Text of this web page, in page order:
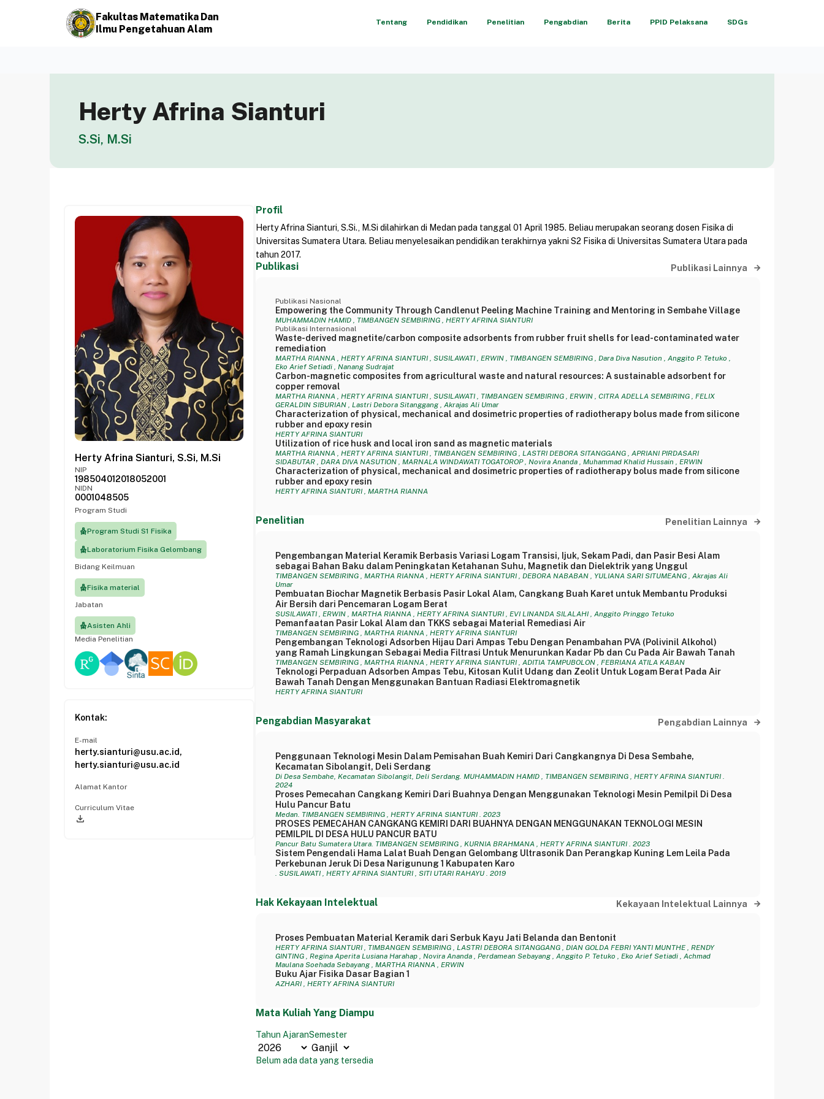
Fakultas Matematika Dan
Ilmu Pengetahuan Alam
Tentang Pendidikan Penelitian Pengabdian Berita PPID Pelaksana SDGs
Herty Afrina Sianturi
S.Si, M.Si
Herty Afrina Sianturi, S.Si, M.Si
NIP
198504012018052001
NIDN
0001048505
Program Studi
Program Studi S1 Fisika
Laboratorium Fisika Gelombang
Bidang Keilmuan
Fisika material
Jabatan
Asisten Ahli
Media Penelitian
Kontak:
E-mail
herty.sianturi@usu.ac.id,
herty.sianturi@usu.ac.id
Alamat Kantor
Curriculum Vitae
file_download
Profil
Herty Afrina Sianturi, S.Si., M.Si dilahirkan di Medan pada tanggal 01 April 1985. Beliau merupakan seorang dosen Fisika di
Universitas Sumatera Utara. Beliau menyelesaikan pendidikan terakhirnya yakni S2 Fisika di Universitas Sumatera Utara pada
tahun 2017.
Publikasi Publikasi Lainnya
Publikasi Nasional
Empowering the Community Through Candlenut Peeling Machine Training and Mentoring in Sembahe Village
MUHAMMADIN HAMID , TIMBANGEN SEMBIRING , HERTY AFRINA SIANTURI
Publikasi Internasional
Waste-derived magnetite/carbon composite adsorbents from rubber fruit shells for lead-contaminated water
remediation
MARTHA RIANNA , HERTY AFRINA SIANTURI , SUSILAWATI , ERWIN , TIMBANGEN SEMBIRING , Dara Diva Nasution , Anggito P. Tetuko ,
Eko Arief Setiadi , Nanang Sudrajat
Carbon-magnetic composites from agricultural waste and natural resources: A sustainable adsorbent for
copper removal
MARTHA RIANNA , HERTY AFRINA SIANTURI , SUSILAWATI , TIMBANGEN SEMBIRING , ERWIN , CITRA ADELLA SEMBIRING , FELIX
GERALDIN SIBURIAN , Lastri Debora Sitanggang , Akrajas Ali Umar
Characterization of physical, mechanical and dosimetric properties of radiotherapy bolus made from silicone
rubber and epoxy resin
HERTY AFRINA SIANTURI
Utilization of rice husk and local iron sand as magnetic materials
MARTHA RIANNA , HERTY AFRINA SIANTURI , TIMBANGEN SEMBIRING , LASTRI DEBORA SITANGGANG , APRIANI PIRDASARI
SIDABUTAR , DARA DIVA NASUTION , MARNALA WINDAWATI TOGATOROP , Novira Ananda , Muhammad Khalid Hussain , ERWIN
Characterization of physical, mechanical and dosimetric properties of radiotherapy bolus made from silicone
rubber and epoxy resin
HERTY AFRINA SIANTURI , MARTHA RIANNA
Penelitian Penelitian Lainnya
Pengembangan Material Keramik Berbasis Variasi Logam Transisi, Ijuk, Sekam Padi, dan Pasir Besi Alam
sebagai Bahan Baku dalam Peningkatan Ketahanan Suhu, Magnetik dan Dielektrik yang Unggul
TIMBANGEN SEMBIRING , MARTHA RIANNA , HERTY AFRINA SIANTURI , DEBORA NABABAN , YULIANA SARI SITUMEANG , Akrajas Ali
Umar
Pembuatan Biochar Magnetik Berbasis Pasir Lokal Alam, Cangkang Buah Karet untuk Membantu Produksi
Air Bersih dari Pencemaran Logam Berat
SUSILAWATI , ERWIN , MARTHA RIANNA , HERTY AFRINA SIANTURI , EVI LINANDA SILALAHI , Anggito Pringgo Tetuko
Pemanfaatan Pasir Lokal Alam dan TKKS sebagai Material Remediasi Air
TIMBANGEN SEMBIRING , MARTHA RIANNA , HERTY AFRINA SIANTURI
Pengembangan Teknologi Adsorben Hijau Dari Ampas Tebu Dengan Penambahan PVA (Polivinil Alkohol)
yang Ramah Lingkungan Sebagai Media Filtrasi Untuk Menurunkan Kadar Pb dan Cu Pada Air Bawah Tanah
TIMBANGEN SEMBIRING , MARTHA RIANNA , HERTY AFRINA SIANTURI , ADITIA TAMPUBOLON , FEBRIANA ATILA KABAN
Teknologi Perpaduan Adsorben Ampas Tebu, Kitosan Kulit Udang dan Zeolit Untuk Logam Berat Pada Air
Bawah Tanah Dengan Menggunakan Bantuan Radiasi Elektromagnetik
HERTY AFRINA SIANTURI
Pengabdian Masyarakat Pengabdian Lainnya
Penggunaan Teknologi Mesin Dalam Pemisahan Buah Kemiri Dari Cangkangnya Di Desa Sembahe,
Kecamatan Sibolangit, Deli Serdang
Di Desa Sembahe, Kecamatan Sibolangit, Deli Serdang. MUHAMMADIN HAMID , TIMBANGEN SEMBIRING , HERTY AFRINA SIANTURI .
2024
Proses Pemecahan Cangkang Kemiri Dari Buahnya Dengan Menggunakan Teknologi Mesin Pemilpil Di Desa
Hulu Pancur Batu
Medan. TIMBANGEN SEMBIRING , HERTY AFRINA SIANTURI . 2023
PROSES PEMECAHAN CANGKANG KEMIRI DARI BUAHNYA DENGAN MENGGUNAKAN TEKNOLOGI MESIN
PEMILPIL DI DESA HULU PANCUR BATU
Pancur Batu Sumatera Utara. TIMBANGEN SEMBIRING , KURNIA BRAHMANA , HERTY AFRINA SIANTURI . 2023
Sistem Pengendali Hama Lalat Buah Dengan Gelombang Ultrasonik Dan Perangkap Kuning Lem Leila Pada
Perkebunan Jeruk Di Desa Narigunung 1 Kabupaten Karo
. SUSILAWATI , HERTY AFRINA SIANTURI , SITI UTARI RAHAYU . 2019
Hak Kekayaan Intelektual Kekayaan Intelektual Lainnya
Proses Pembuatan Material Keramik dari Serbuk Kayu Jati Belanda dan Bentonit
HERTY AFRINA SIANTURI , TIMBANGEN SEMBIRING , LASTRI DEBORA SITANGGANG , DIAN GOLDA FEBRI YANTI MUNTHE , RENDY
GINTING , Regina Aperita Lusiana Harahap , Novira Ananda , Perdamean Sebayang , Anggito P. Tetuko , Eko Arief Setiadi , Achmad
Maulana Soehada Sebayang , MARTHA RIANNA , ERWIN
Buku Ajar Fisika Dasar Bagian 1
AZHARI , HERTY AFRINA SIANTURI
Mata Kuliah Yang Diampu
Tahun AjaranSemester
Belum ada data yang tersedia